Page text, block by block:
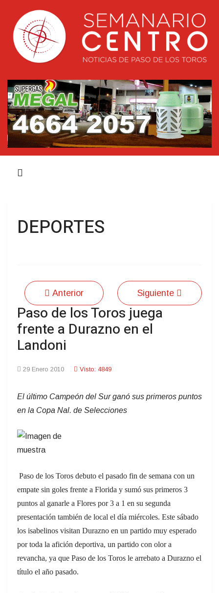
DEPORTES
Anterior Siguiente
Paso de los Toros juega
frente a Durazno en el
Landoni
29 Enero 2010 Visto: 4849
El último Campeón del Sur ganó sus primeros puntos
en la Copa Nal. de Selecciones
Paso de los Toros debuto el pasado fin de semana con un
empate sin goles frente a Florida y sumó sus primeros 3
puntos al ganarle a Flores por 3 a 1 en su segunda
presentación también de local el día miércoles. Este sábado
los isabelinos visitan Durazno en un partido muy esperado
por toda la afición deportiva, un partido con olor a
revancha, ya que Paso de los Toros le arrebato a Durazno el
título el año pasado.